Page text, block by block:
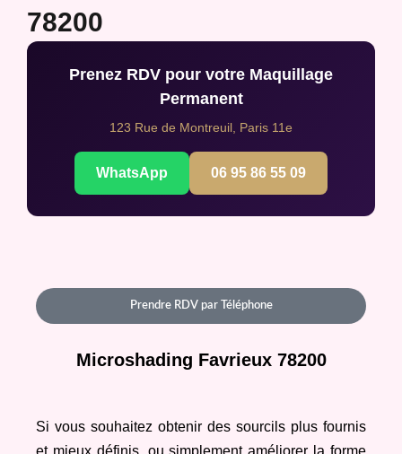
78200
Prenez RDV pour votre Maquillage
Permanent
123 Rue de Montreuil, Paris 11e
WhatsApp 06 95 86 55 09
Prendre RDV par Téléphone
Microshading Favrieux 78200
Si vous souhaitez obtenir des sourcils plus fournis
et mieux définis, ou simplement améliorer la forme